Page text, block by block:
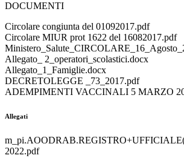
DOCUMENTI
Circolare congiunta del 01092017.pdf
Circolare MIUR prot 1622 del 16082017.pdf
Allegato_ 2_operatori_scolastici.docx
Allegato_1_Famiglie.docx
DECRETOLEGGE _73_2017.pdf
ADEMPIMENTI VACCINALI 5 MARZO
Allegati
2022.pdf